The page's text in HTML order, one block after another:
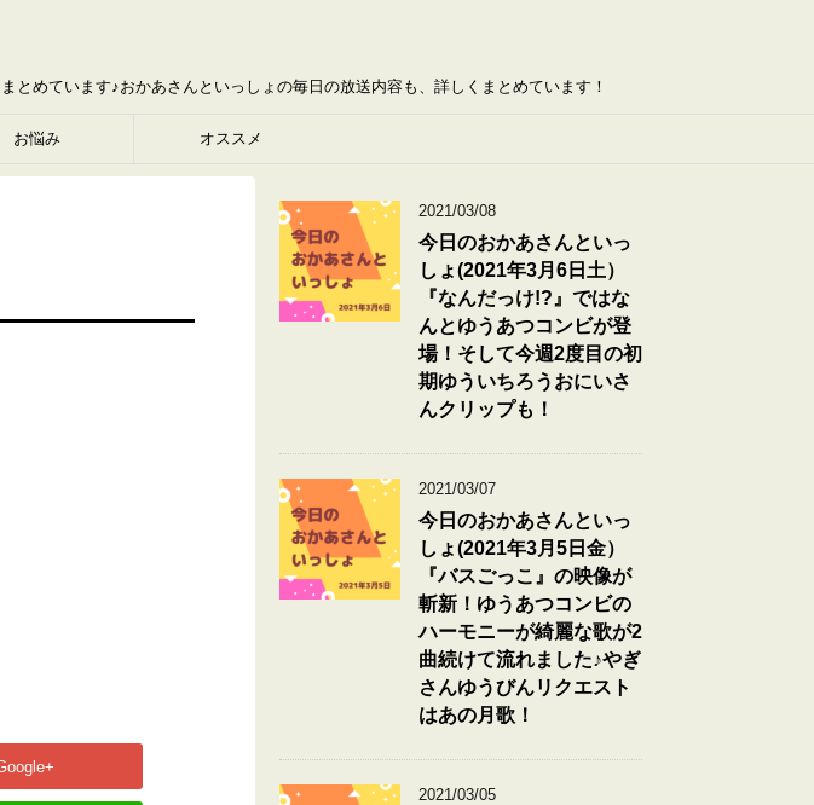
めています♪おかあさんといっしょの毎日の放送内容も、詳しくまとめています！
お悩み オススメ
2021/03/08
今日のおかあさんといっ
しょ(2021年3月6日土）
『なんだっけ!?』ではな
んとゆうあつコンビが登
場！そして今週2度目の初
期ゆういちろうおにいさ
んクリップも！
2021/03/07
今日のおかあさんといっ
しょ(2021年3月5日金）
『バスごっこ』の映像が
斬新！ゆうあつコンビの
ハーモニーが綺麗な歌が2
曲続けて流れました♪やぎ
さんゆうびんリクエスト
はあの月歌！
2021/03/05